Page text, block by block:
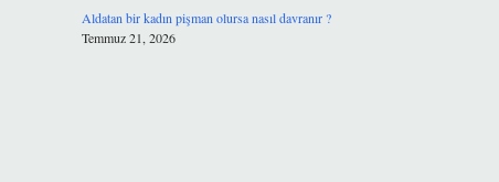
Aldatan bir kadın pişman olursa nasıl davranır ?
Temmuz 21, 2026